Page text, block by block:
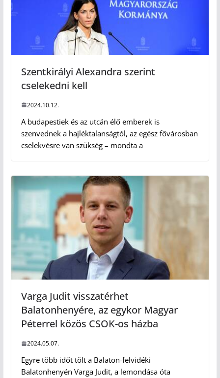
Szentkirályi Alexandra szerint
cselekedni kell
2024.10.12.
A budapestiek és az utcán élő emberek is
szenvednek a hajléktalanságtól, az egész fővárosban
cselekvésre van szükség – mondta a
Varga Judit visszatérhet
Balatonhenyére, az egykor Magyar
Péterrel közös CSOK-os házba
2024.05.07.
Egyre több időt tölt a Balaton-felvidéki
Balatonhenyén Varga Judit, a lemondása óta